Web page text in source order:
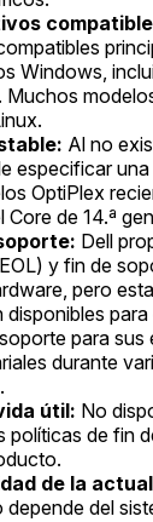
Windows,
Muchos
Al no
especificar
OptiPlex
de 14.ª
Dell
y fin de
pero
para sus
durante
útil: No
políticas de fin
de la
depende del